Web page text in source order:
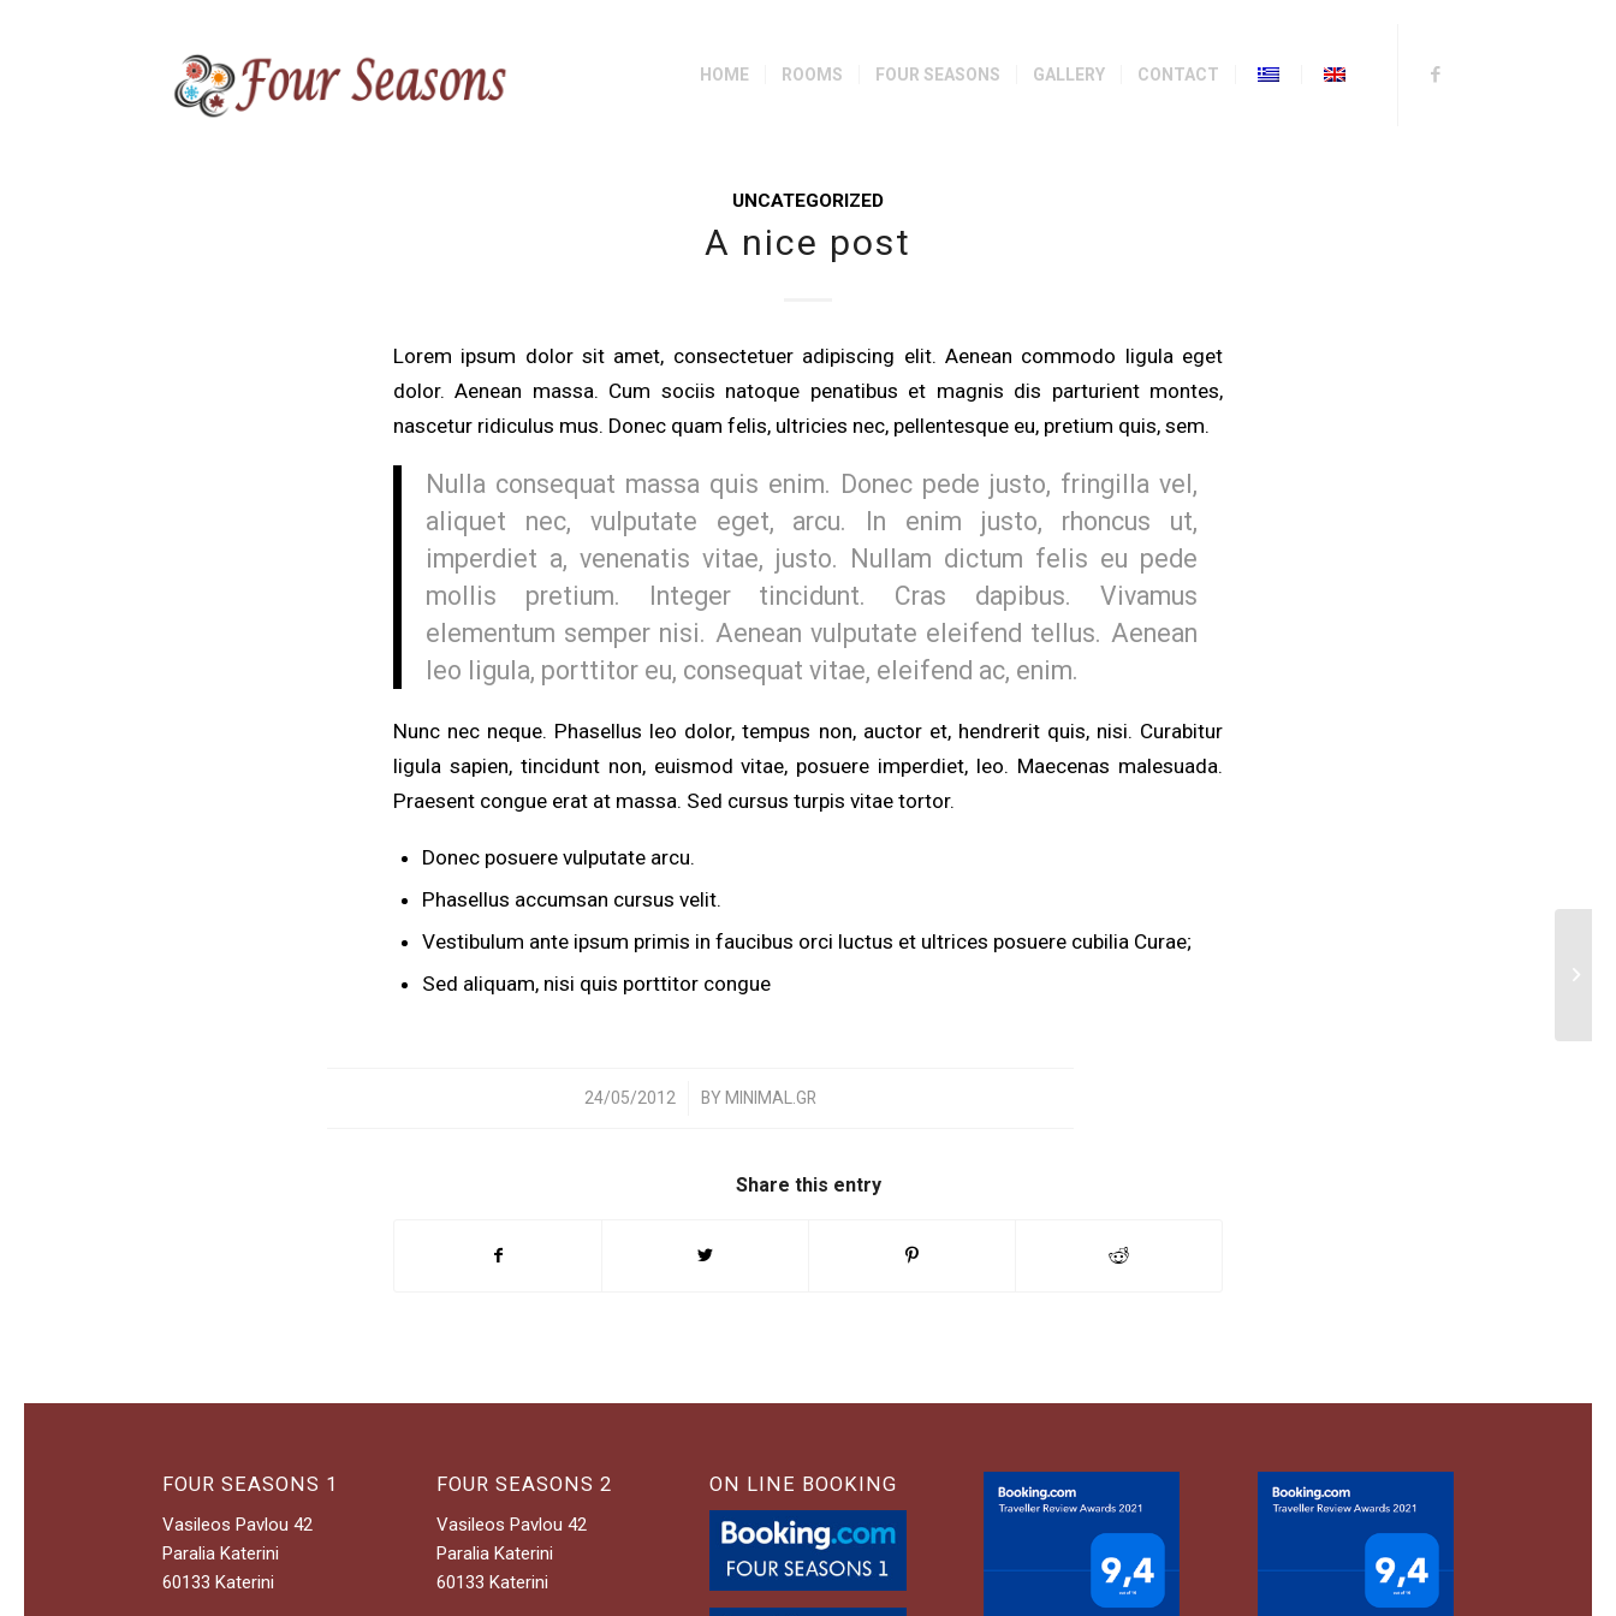
HOME ROOMS FOUR SEASONS GALLERY CONTACT
UNCATEGORIZED
A nice post
Lorem ipsum dolor sit amet, consectetuer adipiscing elit. Aenean commodo ligula eget
dolor. Aenean massa. Cum sociis natoque penatibus et magnis dis parturient montes,
nascetur ridiculus mus. Donec quam felis, ultricies nec, pellentesque eu, pretium quis, sem.
Nulla consequat massa quis enim. Donec pede justo, fringilla vel,
aliquet nec, vulputate eget, arcu. In enim justo, rhoncus ut,
imperdiet a, venenatis vitae, justo. Nullam dictum felis eu pede
mollis pretium. Integer tincidunt. Cras dapibus. Vivamus
elementum semper nisi. Aenean vulputate eleifend tellus. Aenean
leo ligula, porttitor eu, consequat vitae, eleifend ac, enim.
Nunc nec neque. Phasellus leo dolor, tempus non, auctor et, hendrerit quis, nisi. Curabitur
ligula sapien, tincidunt non, euismod vitae, posuere imperdiet, leo. Maecenas malesuada.
Praesent congue erat at massa. Sed cursus turpis vitae tortor.
Donec posuere vulputate arcu.
Phasellus accumsan cursus velit.
Vestibulum ante ipsum primis in faucibus orci luctus et ultrices posuere cubilia Curae;
Sed aliquam, nisi quis porttitor congue
24/05/2012
/ BY MINIMAL.GR
Share this entry
FOUR SEASONS 1
Vasileos Pavlou 42
Paralia Katerini
60133 Katerini
FOUR SEASONS 2
Vasileos Pavlou 42
Paralia Katerini
60133 Katerini
ON LINE BOOKING
This